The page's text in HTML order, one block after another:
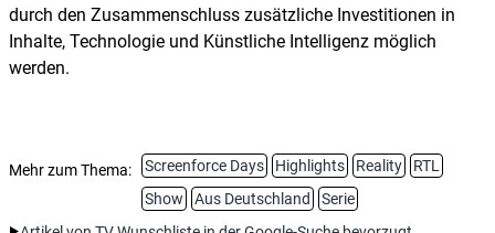
durch den Zusammenschluss zusätzliche Investitionen in
Inhalte, Technologie und Künstliche Intelligenz möglich
werden.
Mehr zum Thema: Screenforce Days Highlights Reality
RTL
Show
Aus Deutschland
Serie